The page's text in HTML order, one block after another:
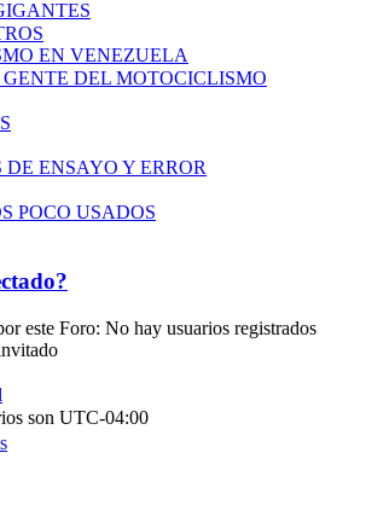
EN VENEZUELA
DEL MOTOCICLISMO
ENSAYO Y ERROR
POCO USADOS
este Foro: No hay usuarios registrados
son UTC-04:00